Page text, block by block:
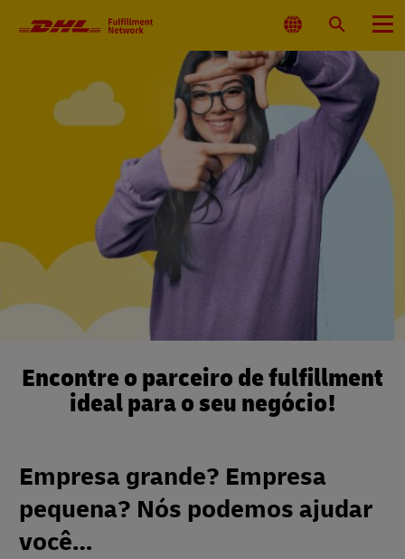
Selecionar
Pesquisar
Menu
Encontre o parceiro de fulfillment
ideal para o seu negócio!
Empresa grande? Empresa
pequena? Nós podemos ajudar
você…